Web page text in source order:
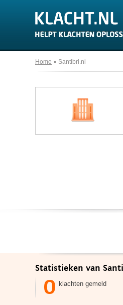
Home Santibri.nl
Statistieken van
0 klachten gemeld